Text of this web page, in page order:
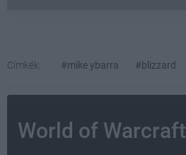
Címkék: #mike ybarra #blizzard
World of Warcraft